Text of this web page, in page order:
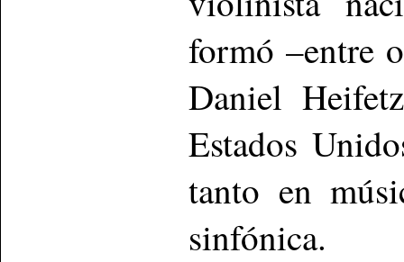
formó –entre
Daniel
Estados
tanto en
sinfónica.